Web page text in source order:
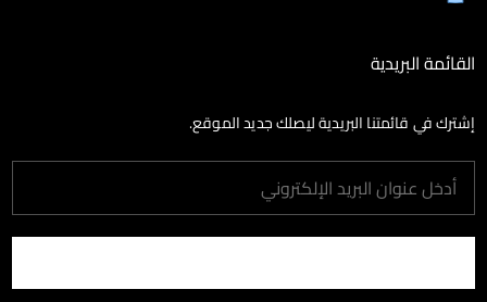
القائمة البريدية
إشترك في قائمتنا البريدية ليصلك جديد الموقع.